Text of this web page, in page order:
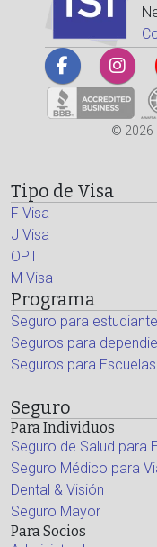
© 2026
Tipo de Visa
F Visa
J Visa
OPT
M Visa
Programa
Seguro para
Seguros para
Seguros para
Seguro
Para Individuos
Seguro de Salud para
Seguro Médico para
Dental & Visión
Seguro Mayor
Para Socios